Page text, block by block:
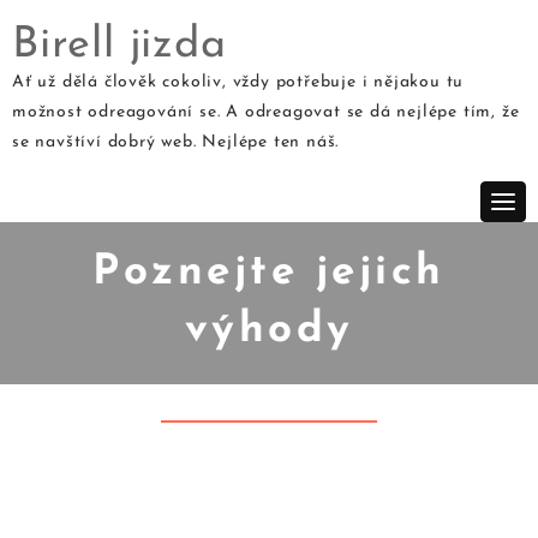
Birell jizda
Ať už dělá člověk cokoliv, vždy potřebuje i nějakou tu
možnost odreagování se. A odreagovat se dá nejlépe tím, že
se navštíví dobrý web. Nejlépe ten náš.
Poznejte jejich
výhody